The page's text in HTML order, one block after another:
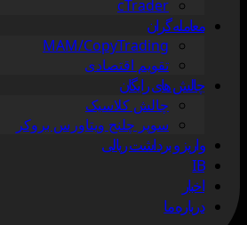
cTrader
معامله گران
MAM/CopyTrading
تقویم اقتصادی
چالش های رایگان
چالش کلاسیک
سوپر چلنج ویتاورس بروکر
واریز و برداشت ریالی
IB
اخبار
درباره ما